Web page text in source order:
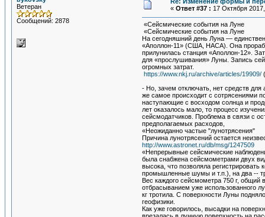
Ветеран
Сообщений: 2878
« Ответ #37 : 17 Октября
«Сейсмические события на Луне
«Сейсмические события на Луне
На сегодняшний день Луна —
«Аполлон-11» (США, НАСА). Она
прилунилась станция «Аполлон-12».
для «прослушивания» Луны. Запись
огромных затрат.
https://www.nkj.ru/archive/articles/19909/
- Но, зачем отключать, нет средств
же самое происходит с сотрясениями
наступающие с восходом солнца и
лет оказалось мало, то процесс
сейсмодатчиков. Проблема в связи с
предполагаемых расходов,
«Неожиданно частые "лунотрясения"
Причина лунотрясений остается
http://www.astronet.ru/db/msg/1247509
«Непрерывные сейсмические
была снабжена сейсмометрами двух
высока, что позволяла
промышленные шумы и т.п.), на два --
Вес каждого сейсмометра 750 г, общий
отбрасыванием уже использованного
кг тротила. С поверхности Луны
геофизики.
Как уже говорилось, высадки на